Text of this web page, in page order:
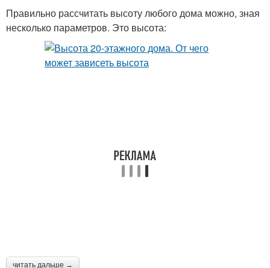
Правильно рассчитать высоту любого дома можно, зная
несколько параметров. Это высота:
читать дальше →